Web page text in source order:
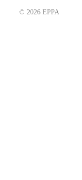
© 2026 EPPA